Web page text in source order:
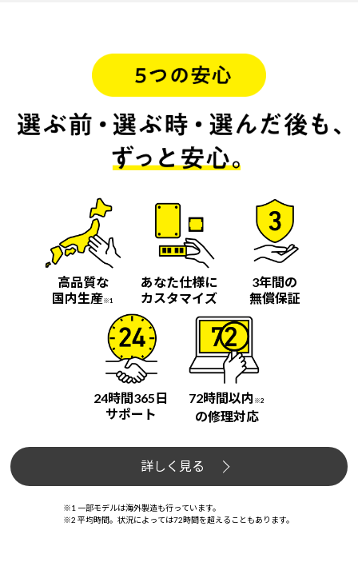
高品質な
国内生産※1
あなた仕様に
カスタマイズ
3年間の
無償保証
24時間365日
サポート
72時間以内 ※2
の修理対応
詳しく見る
※1 一部モデルは海外製造も行っています。
※2 平均時間。状況によっては72時間を超えることもあります。